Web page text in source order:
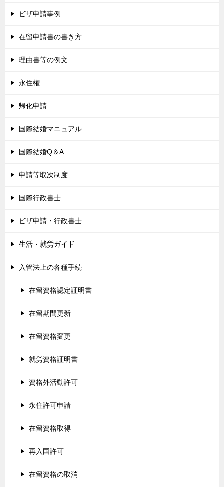
ビザ申請事例
在留申請書の書き方
理由書等の例文
永住権
帰化申請
国際結婚マニュアル
国際結婚Q＆A
申請等取次制度
国際行政書士
ビザ申請・行政書士
生活・就労ガイド
入管法上の各種手続
在留資格認定証明書
在留期間更新
在留資格変更
就労資格証明書
資格外活動許可
永住許可申請
在留資格取得
再入国許可
在留資格の取消